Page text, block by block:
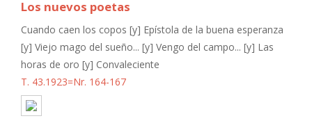
Los nuevos poetas
Cuando caen los copos [y] Epístola de la buena esperanza
[y] Viejo mago del sueño... [y] Vengo del campo... [y] Las
horas de oro [y] Convaleciente
T. 43.1923=Nr. 164-167